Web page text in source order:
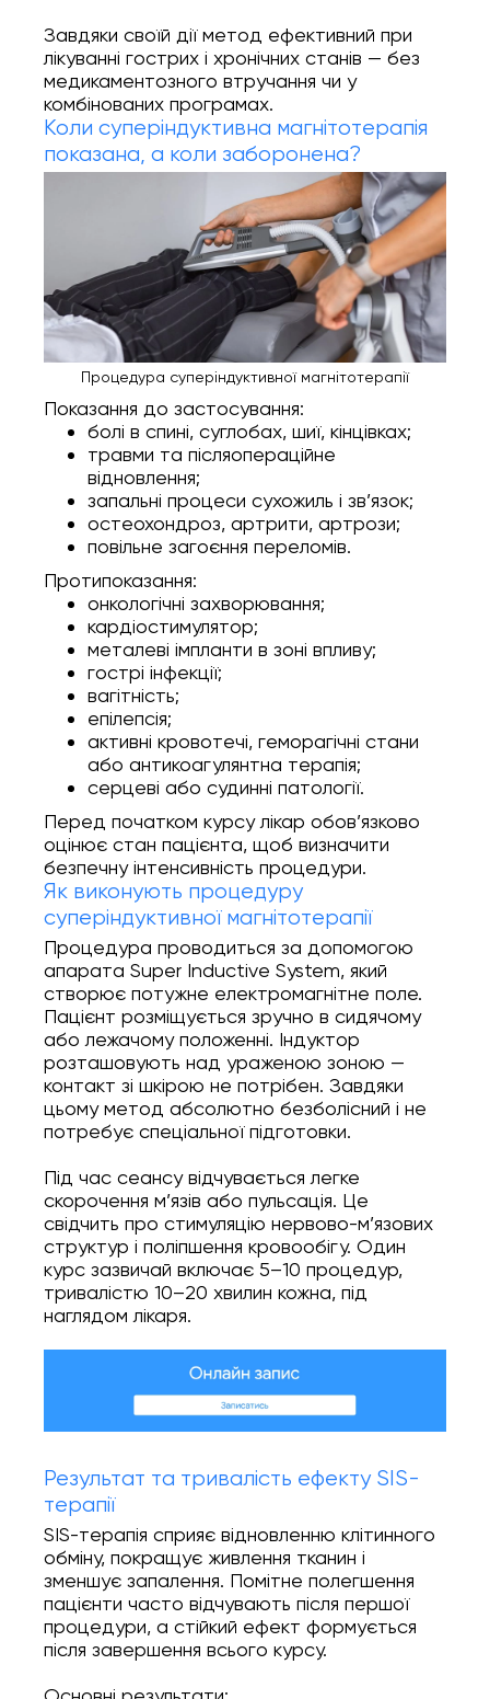
Завдяки своїй дії метод ефективний при
лікуванні гострих і хронічних станів — без
медикаментозного втручання чи у
комбінованих програмах.
Коли суперіндуктивна магнітотерапія
показана, а коли заборонена?
Процедура суперіндуктивної магнітотерапії
Показання до застосування:
болі в спині, суглобах, шиї, кінцівках;
травми та післяопераційне
відновлення;
запальні процеси сухожиль і зв’язок;
остеохондроз, артрити, артрози;
повільне загоєння переломів.
Протипоказання:
онкологічні захворювання;
кардіостимулятор;
металеві імпланти в зоні впливу;
гострі інфекції;
вагітність;
епілепсія;
активні кровотечі, геморагічні стани
або антикоагулянтна терапія;
серцеві або судинні патології.
Перед початком курсу лікар обов’язково
оцінює стан пацієнта, щоб визначити
безпечну інтенсивність процедури.
Як виконують процедуру
суперіндуктивної магнітотерапії
Процедура проводиться за допомогою
апарата Super Inductive System, який
створює потужне електромагнітне поле.
Пацієнт розміщується зручно в сидячому
або лежачому положенні. Індуктор
розташовують над ураженою зоною —
контакт зі шкірою не потрібен. Завдяки
цьому метод абсолютно безболісний і не
потребує спеціальної підготовки.
Під час сеансу відчувається легке
скорочення м’язів або пульсація. Це
свідчить про стимуляцію нервово-м’язових
структур і поліпшення кровообігу. Один
курс зазвичай включає 5–10 процедур,
тривалістю 10–20 хвилин кожна, під
наглядом лікаря.
Результат та тривалість ефекту SIS-
терапії
SIS-терапія сприяє відновленню клітинного
обміну, покращує живлення тканин і
зменшує запалення. Помітне полегшення
пацієнти часто відчувають після першої
процедури, а стійкий ефект формується
після завершення всього курсу.